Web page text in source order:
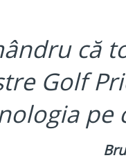
că
Golf
pe